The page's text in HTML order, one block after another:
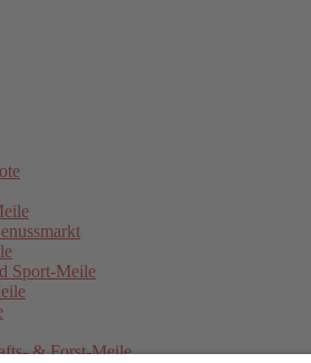
Sport-Meile
& Forst-Meile